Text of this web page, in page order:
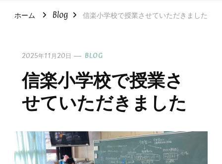
ホーム Blog 信楽小学校で授業させていただきました
2025年11月20日 BLOG
信楽小学校で授業さ
せていただきました